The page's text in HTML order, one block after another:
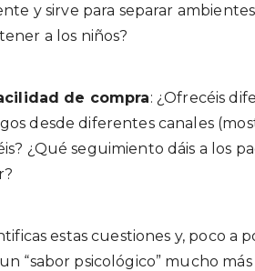
y sirve para separar
a los niños?
de compra: ¿Ofrecéis
desde diferentes canales
¿Qué seguimiento dáis a los
estas cuestiones y, poco a
“sabor psicológico” mucho